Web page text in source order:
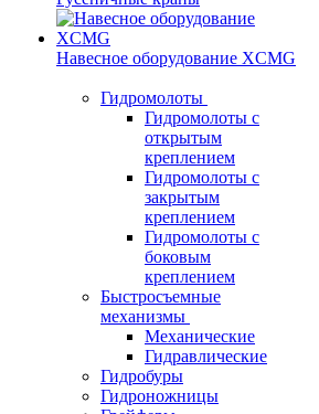
Навесное оборудование XCMG
Гидромолоты
Гидромолоты с
открытым
креплением
Гидромолоты с
закрытым
креплением
Гидромолоты с
боковым
креплением
Быстросъемные
механизмы
Механические
Гидравлические
Гидробуры
Гидроножницы